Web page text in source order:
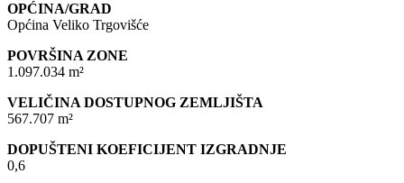
OPĆINA/GRAD
Općina Veliko Trgovišće
POVRŠINA ZONE
1.097.034 m²
VELIČINA DOSTUPNOG ZEMLJIŠTA
567.707 m²
DOPUŠTENI KOEFICIJENT IZGRADNJE
0,6